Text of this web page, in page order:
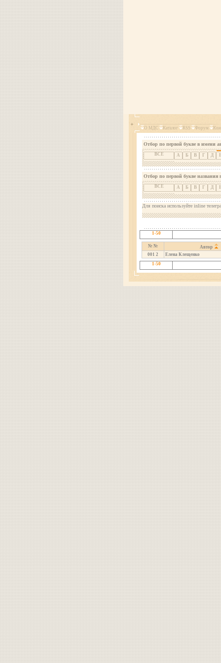
О МДС Каталог RSS Форум
Отбор по первой букве в имени
ВСЕ А Б В Г Д
Отбор по первой букве названия
ВСЕ А Б В Г Д
Для поиска используйте inline
1-50
№ №
Автор
001 2
Елена Клещенко
1-50